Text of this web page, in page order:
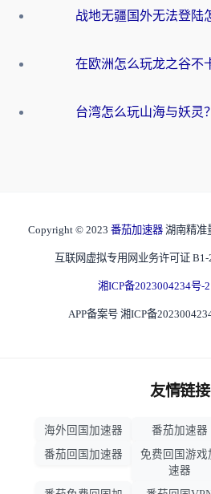
Copyright © 2023 番茄加速器 湖南精准
互联网虚拟专用网业务许可证 B1-
湘ICP备2023004234号-2
APP备案号 湘ICP备
友情链接
海外回国加速器 番茄加速器
番茄回国加速器
免费回国游戏
速器